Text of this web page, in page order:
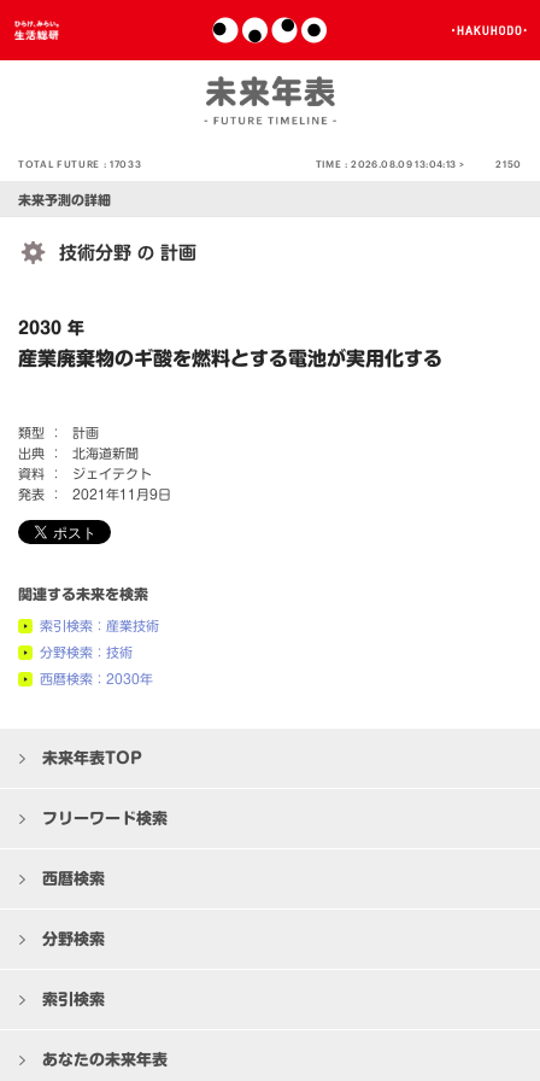
TOTAL FUTURE :17033 TIME :2026.08.09 13:04:13 > 2150
未来予測の詳細
技術分野 の 計画
2030 年
産業廃棄物のギ酸を燃料とする電池が実用化する
類型 ：
計画
出典 ：
北海道新聞
資料 ：
ジェイテクト
発表 ：
2021年11月9日
関連する未来を検索
索引検索：産業技術
分野検索：技術
西暦検索：2030年
未来年表TOP
フリーワード検索
西暦検索
分野検索
索引検索
あなたの未来年表